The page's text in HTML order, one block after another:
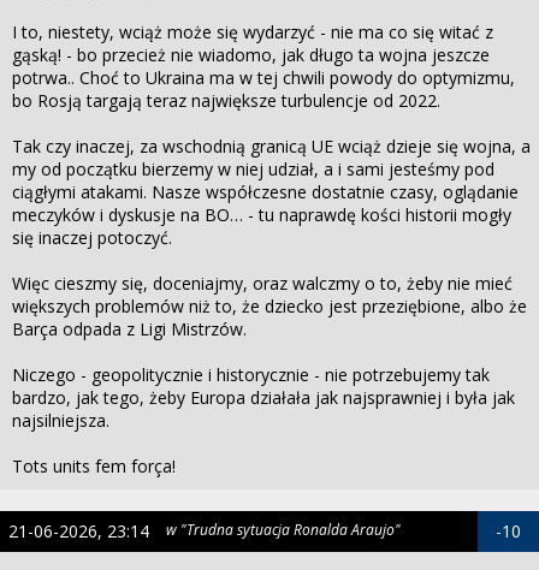
I to, niestety, wciąż może się wydarzyć - nie ma co się witać z
gąską! - bo przecież nie wiadomo, jak długo ta wojna jeszcze
potrwa.. Choć to Ukraina ma w tej chwili powody do optymizmu,
bo Rosją targają teraz największe turbulencje od 2022.
Tak czy inaczej, za wschodnią granicą UE wciąż dzieje się wojna, a
my od początku bierzemy w niej udział, a i sami jesteśmy pod
ciągłymi atakami. Nasze współczesne dostatnie czasy, oglądanie
meczyków i dyskusje na BO… - tu naprawdę kości historii mogły
się inaczej potoczyć.
Więc cieszmy się, doceniajmy, oraz walczmy o to, żeby nie mieć
większych problemów niż to, że dziecko jest przeziębione, albo że
Barça odpada z Ligi Mistrzów.
Niczego - geopolitycznie i historycznie - nie potrzebujemy tak
bardzo, jak tego, żeby Europa działała jak najsprawniej i była jak
najsilniejsza.
Tots units fem força!
21-06-2026, 23:14 w "Trudna sytuacja Ronalda Araujo" -10